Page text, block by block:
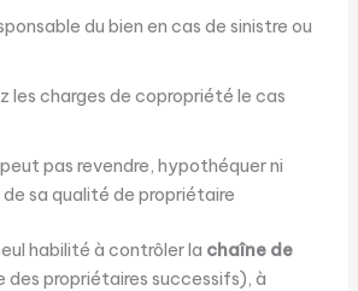
du bien en cas de sinistre ou
les charges de copropriété le cas
pas revendre, hypothéquer ni
sa qualité de propriétaire
habilité à contrôler la chaîne de
des propriétaires successifs), à